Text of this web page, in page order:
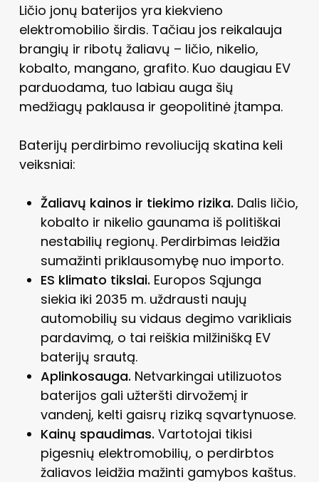
Ličio jonų baterijos yra kiekvieno
elektromobilio širdis. Tačiau jos reikalauja
brangių ir ribotų žaliavų – ličio, nikelio,
kobalto, mangano, grafito. Kuo daugiau EV
parduodama, tuo labiau auga šių
medžiagų paklausa ir geopolitinė įtampa.
Baterijų perdirbimo revoliuciją skatina keli
veiksniai:
Žaliavų kainos ir tiekimo rizika. Dalis ličio,
kobalto ir nikelio gaunama iš politiškai
nestabilių regionų. Perdirbimas leidžia
sumažinti priklausomybę nuo importo.
ES klimato tikslai. Europos Sąjunga
siekia iki 2035 m. uždrausti naujų
automobilių su vidaus degimo varikliais
pardavimą, o tai reiškia milžinišką EV
baterijų srautą.
Aplinkosauga. Netvarkingai utilizuotos
baterijos gali užteršti dirvožemį ir
vandenį, kelti gaisrų riziką sąvartynuose.
Kainų spaudimas. Vartotojai tikisi
pigesnių elektromobilių, o perdirbtos
žaliavos leidžia mažinti gamybos kaštus.